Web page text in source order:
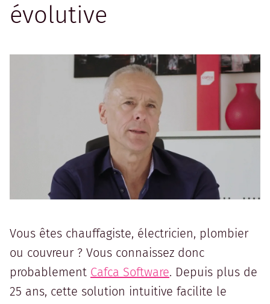
évolutive
Vous êtes chauffagiste, électricien, plombier
ou couvreur ? Vous connaissez donc
probablement Cafca Software. Depuis plus de
25 ans, cette solution intuitive facilite le